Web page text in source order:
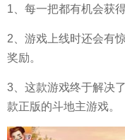
1、每一把都有机会获
2、游戏上线时还会有
奖励。
3、这款游戏终于解决
款正版的斗地主游戏。